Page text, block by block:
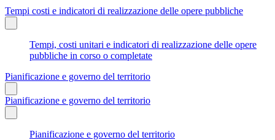
Tempi costi e indicatori di realizzazione delle opere pubbliche
Tempi, costi unitari e indicatori di realizzazione delle opere
pubbliche in corso o completate
Pianificazione e governo del territorio
Pianificazione e governo del territorio
Pianificazione e governo del territorio